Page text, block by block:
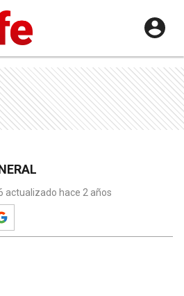
actualizado hace 2 años